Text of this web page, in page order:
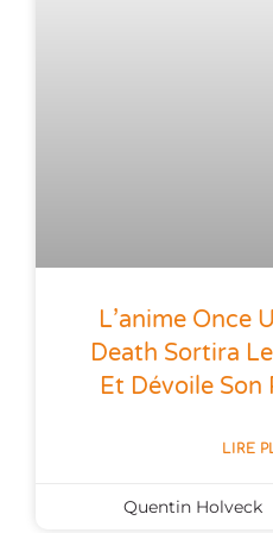
L’anime Once
Death Sortira
Et Dévoile Son
LIRE
Quentin Holveck